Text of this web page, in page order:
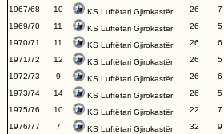
1967/68
10 KS Luftëtari Gjirokastër 26 7
1969/70
11 KS Luftëtari Gjirokastër 26 5
1970/71
11 KS Luftëtari Gjirokastër 26 6
1971/72
12 KS Luftëtari Gjirokastër 26 5
1972/73
9 KS Luftëtari Gjirokastër 26 6
1973/74
14 KS Luftëtari Gjirokastër 26 5
1975/76
10 KS Luftëtari Gjirokastër 22 7
1976/77
7 KS Luftëtari Gjirokastër 32 9